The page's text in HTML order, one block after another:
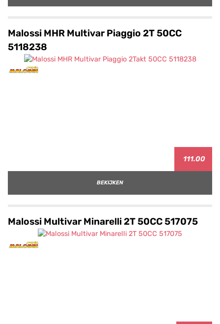
Malossi MHR Multivar Piaggio 2T 50CC
5118238
111.00
BEKIJKEN
Malossi Multivar Minarelli 2T 50CC 517075